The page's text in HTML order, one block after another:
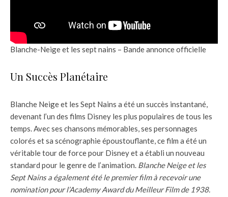
Blanche-Neige et les sept nains – Bande annonce officielle
Un Succès Planétaire
Blanche Neige et les Sept Nains a été un succès instantané,
devenant l’un des films Disney les plus populaires de tous les
temps. Avec ses chansons mémorables, ses personnages
colorés et sa scénographie époustouflante, ce film a été un
véritable tour de force pour Disney et a établi un nouveau
standard pour le genre de l’animation. Blanche Neige et les
Sept Nains a également été le premier film à recevoir une
nomination pour l’Academy Award du Meilleur Film de 1938.